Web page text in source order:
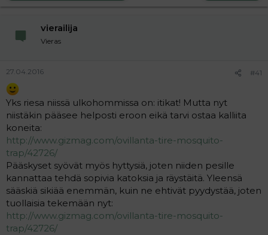
vierailija
Vieras
27.04.2016 #41
Yks riesa niissä ulkohommissa on: itikat! Mutta nyt
niistäkin pääsee helposti eroon eikä tarvi ostaa kalliita
koneita:
http://www.gizmag.com/ovillanta-tire-mosquito-
trap/42726/
Pääskyset syövät myös hyttysiä, joten niiden pesille
kannattaa tehdä sopivia katoksia ja räystäitä. Yleensä
sääskiä sikiää enemmän, kuin ne ehtivät pyydystää, joten
tuollaisia tekemään nyt:
http://www.gizmag.com/ovillanta-tire-mosquito-
trap/42726/